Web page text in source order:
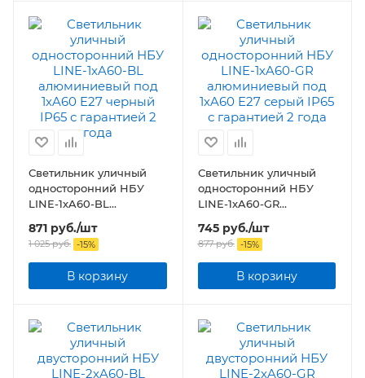
Светильник уличный
односторонний НБУ
LINE-1хA60-BL
алюминиевый под
1хA60 E27 черный IP65
871 руб./шт
1 025руб. -15%
В корзину
Светильник уличный
односторонний НБУ
LINE-1хA60-GR
алюминиевый под
1хA60 E27 серый IP65
745руб./шт
877руб. -15%
В корзину